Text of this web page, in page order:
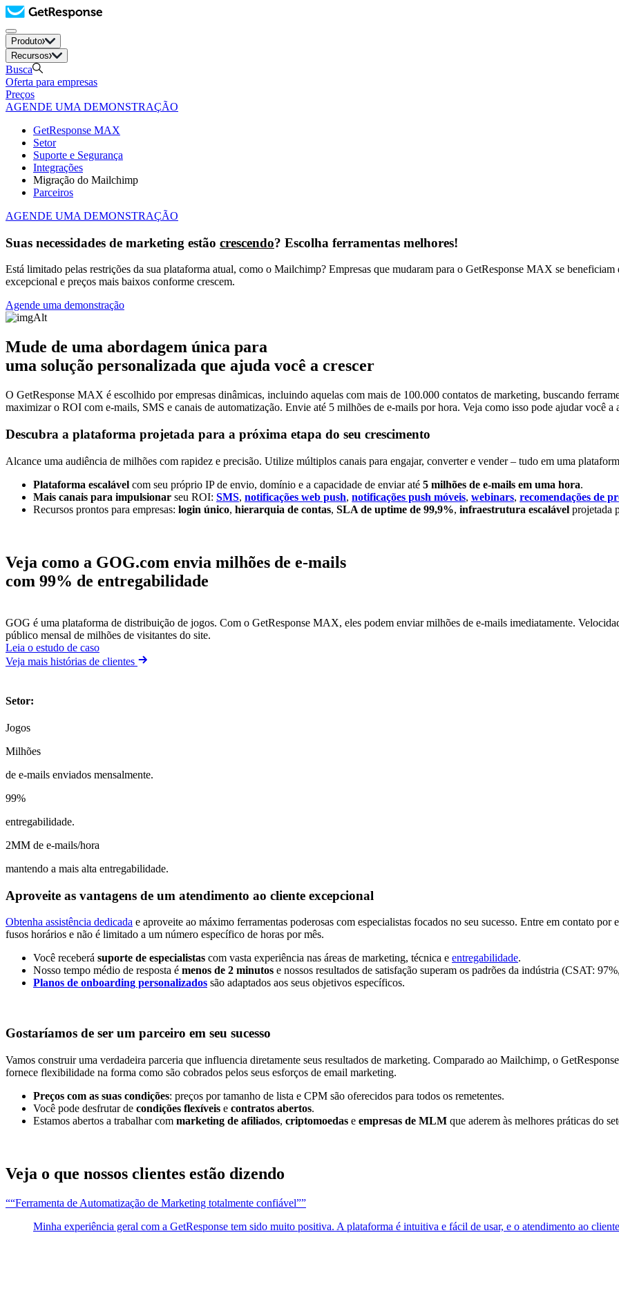
Produto
Recursos
Busca
Oferta para empresas
Preços
AGENDE UMA DEMONSTRAÇÃO
GetResponse MAX
Setor
Suporte e Segurança
Integrações
Migração do Mailchimp
Parceiros
AGENDE UMA DEMONSTRAÇÃO
Suas necessidades de marketing estão crescendo? Escolha ferramentas melhores!
Está limitado pelas restrições da sua plataforma atual, como o Mailchimp? Empresas que mudaram para o GetResponse MAX se beneficiam
excepcional e preços mais baixos conforme crescem.
Agende uma demonstração
Mude de uma abordagem única para
uma solução personalizada que ajuda você a crescer
O GetResponse MAX é escolhido por empresas dinâmicas, incluindo aquelas com mais de 100.000 contatos de marketing, buscando
maximizar o ROI com e-mails, SMS e canais de automatização. Envie até 5 milhões de e-mails por hora. Veja como isso pode ajudar você a
Descubra a plataforma projetada para a próxima etapa do seu crescimento
Alcance uma audiência de milhões com rapidez e precisão. Utilize múltiplos canais para engajar, converter e vender – tudo em uma
Plataforma escalável com seu próprio IP de envio, domínio e a capacidade de enviar até 5 milhões de e-mails em uma hora.
Mais canais para impulsionar seu ROI: SMS, notificações web push, notificações push móveis, webinars, recomendações de
Recursos prontos para empresas: login único, hierarquia de contas, SLA de uptime de 99,9%, infraestrutura escalável projetada
Veja como a GOG.com envia milhões de e-mails
com 99% de entregabilidade
GOG é uma plataforma de distribuição de jogos. Com o GetResponse MAX, eles podem enviar milhões de e-mails imediatamente.
público mensal de milhões de visitantes do site.
Leia o estudo de caso
Veja mais histórias de clientes
Setor:
Jogos
Milhões
de e-mails enviados mensalmente.
99%
entregabilidade.
2MM de e-mails/hora
mantendo a mais alta entregabilidade.
Aproveite as vantagens de um atendimento ao cliente excepcional
Obtenha assistência dedicada e aproveite ao máximo ferramentas poderosas com especialistas focados no seu sucesso. Entre em contato
fusos horários e não é limitado a um número específico de horas por mês.
Você receberá suporte de especialistas com vasta experiência nas áreas de marketing, técnica e entregabilidade.
Nosso tempo médio de resposta é menos de 2 minutos e nossos resultados de satisfação superam os padrões da indústria (CSAT:
Planos de onboarding personalizados são adaptados aos seus objetivos específicos.
Gostaríamos de ser um parceiro em seu sucesso
Vamos construir uma verdadeira parceria que influencia diretamente seus resultados de marketing. Comparado ao Mailchimp, o
fornece flexibilidade na forma como são cobrados pelos seus esforços de email marketing.
Preços com as suas condições: preços por tamanho de lista e CPM são oferecidos para todos os remetentes.
Você pode desfrutar de condições flexíveis e contratos abertos.
Estamos abertos a trabalhar com marketing de afiliados, criptomoedas e empresas de MLM que aderem às melhores práticas do
Veja o que nossos clientes estão dizendo
“Ferramenta de Automatização de Marketing totalmente confiável”
Minha experiência geral com a GetResponse tem sido muito positiva. A plataforma é intuitiva e fácil de usar, e o atendimento ao